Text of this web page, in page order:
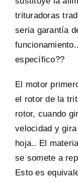
trituradoras
seria garantía
específico??
El motor
el rotor de la
rotor, cuando
velocidad y
hoja.. El
se somete a
Esto es